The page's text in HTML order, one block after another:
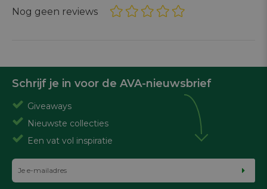
Nog geen reviews
Schrijf je in voor de AVA-nieuwsbrief
Giveaways
Nieuwste collecties
Een vat vol inspiratie